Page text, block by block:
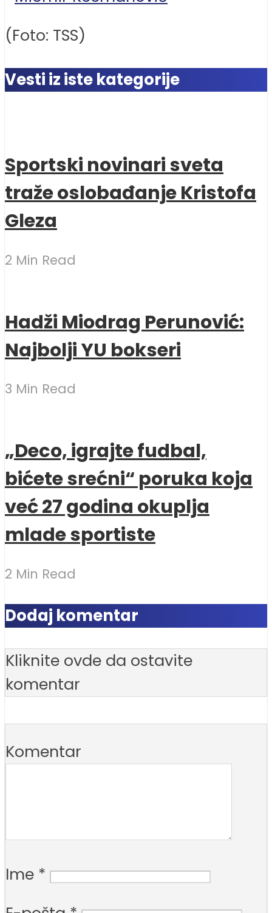
(Foto: TSS)
Vesti iz iste kategorije
Sportski novinari sveta
traže oslobađanje Kristofa
Gleza
2 Min Read
Hadži Miodrag Perunović:
Najbolji YU bokseri
3 Min Read
„Deco, igrajte fudbal,
bićete srećni“ poruka koja
već 27 godina okuplja
mlade sportiste
2 Min Read
Dodaj komentar
Kliknite ovde da ostavite
komentar
Komentar
Ime *